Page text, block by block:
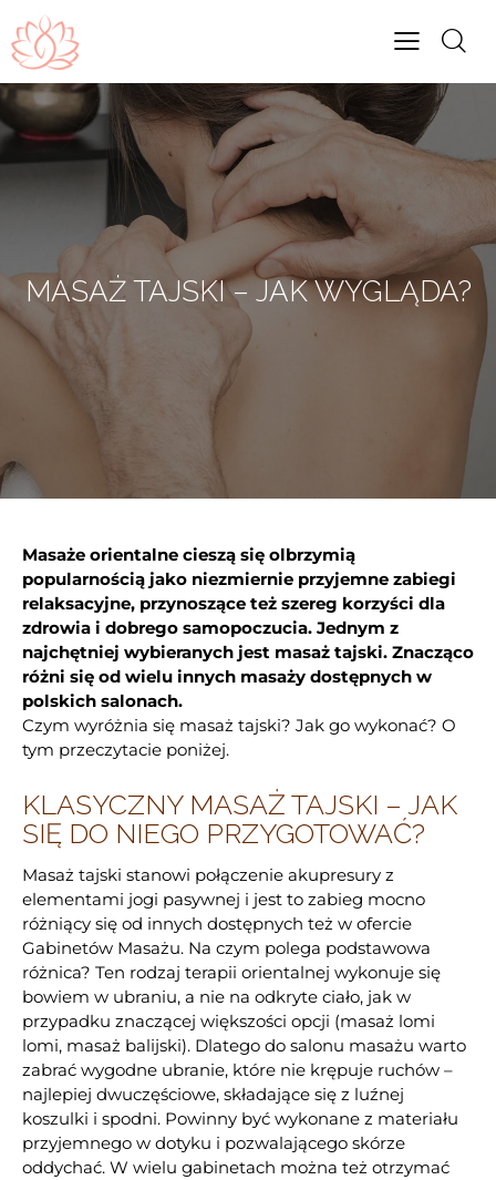
MASAŻ TAJSKI – JAK WYGLĄDA?
Masaże orientalne cieszą się olbrzymią
popularnością jako niezmiernie przyjemne zabiegi
relaksacyjne, przynoszące też szereg korzyści dla
zdrowia i dobrego samopoczucia. Jednym z
najchętniej wybieranych jest masaż tajski. Znacząco
różni się od wielu innych masaży dostępnych w
polskich salonach.
Czym wyróżnia się masaż tajski? Jak go wykonać? O
tym przeczytacie poniżej.
KLASYCZNY MASAŻ TAJSKI – JAK
SIĘ DO NIEGO PRZYGOTOWAĆ?
Masaż tajski stanowi połączenie akupresury z
elementami jogi pasywnej i jest to zabieg mocno
różniący się od innych dostępnych też w ofercie
Gabinetów Masażu. Na czym polega podstawowa
różnica? Ten rodzaj terapii orientalnej wykonuje się
bowiem w ubraniu, a nie na odkryte ciało, jak w
przypadku znaczącej większości opcji (masaż lomi
lomi, masaż balijski). Dlatego do salonu masażu warto
zabrać wygodne ubranie, które nie krępuje ruchów –
najlepiej dwuczęściowe, składające się z luźnej
koszulki i spodni. Powinny być wykonane z materiału
przyjemnego w dotyku i pozwalającego skórze
oddychać. W wielu gabinetach można też otrzymać